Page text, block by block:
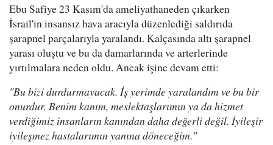
Ebu Safiye 23 Kasım'da ameliyathaneden çıkarken
İsrail'in insansız hava aracıyla düzenlediği saldırıda
şarapnel parçalarıyla yaralandı. Kalçasında altı şarapnel
yarası oluştu ve bu da damarlarında ve arterlerinde
yırtılmalara neden oldu. Ancak işine devam etti:
"Bu bizi durdurmayacak. İş yerimde yaralandım ve bu bir
onurdur. Benim kanım, meslektaşlarımın ya da hizmet
verdiğimiz insanların kanından daha değerli değil. İyileşir
iyileşmez hastalarımın yanına döneceğim."